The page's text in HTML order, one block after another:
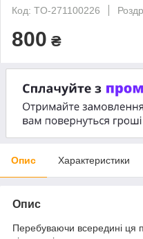
Код: TO-271100226
800 ₴
Опис Характеристики
Опис
Перебуваючи всередині ця